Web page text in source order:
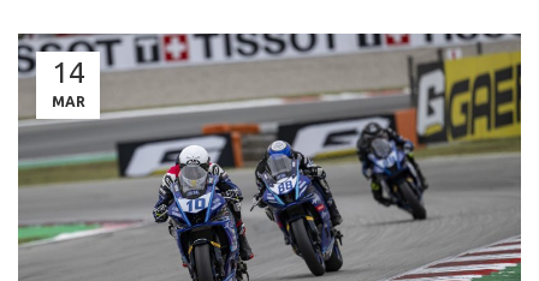
14
MAR